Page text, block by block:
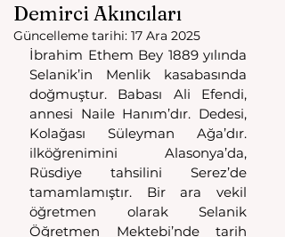
Demirci Akıncıları
Güncelleme tarihi: 17 Ara 2025
İbrahim Ethem Bey 1889 yılında
Selanik’in Menlik kasabasında
doğmuştur. Babası Ali Efendi,
annesi Naile Hanım’dır. Dedesi,
Kolağası Süleyman Ağa’dır.
ilköğrenimini Alasonya’da,
Rüsdiye tahsilini Serez’de
tamamlamıştır. Bir ara vekil
öğretmen olarak Selanik
Öğretmen Mektebi’nde tarih